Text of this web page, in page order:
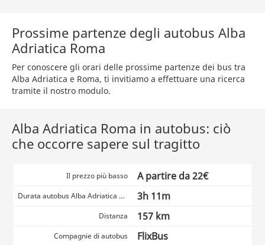
Prossime partenze degli autobus Alba
Adriatica Roma
Per conoscere gli orari delle prossime partenze dei bus tra
Alba Adriatica e Roma, ti invitiamo a effettuare una ricerca
tramite il nostro modulo.
Alba Adriatica Roma in autobus: ciò
che occorre sapere sul tragitto
Il prezzo più basso A partire da 22€
Durata autobus Alba Adriatica Roma 3h 11m
Distanza 157 km
Compagnie di autobus FlixBus